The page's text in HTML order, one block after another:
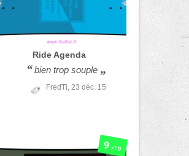
Ride Agenda
bien trop souple
FredTi, 23 déc. 15
9/10